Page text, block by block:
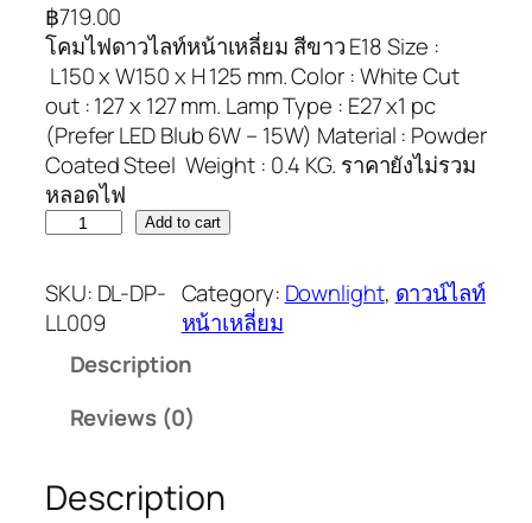
฿719.00
โคมไฟดาวไลท์หน้าเหลี่ยม สีขาว E18 Size :
L150 x W150 x H 125 mm. Color : White Cut
out : 127 x 127 mm. Lamp Type : E27 x1 pc
(Prefer LED Blub 6W – 15W) Material : Powder
Coated Steel Weight : 0.4 KG. ราคายังไม่รวม
หลอดไฟ
Add to cart
SKU: DL-DP-
LL009
Category: Downlight, ดาวน์ไลท์
หน้าเหลี่ยม
Description
Reviews (0)
Description